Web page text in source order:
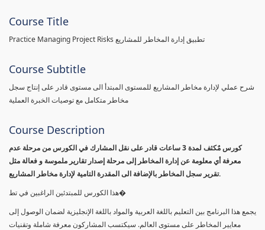
Course Title
Practice Managing Project Risks تطبيق إدارة المخاطر للمشاريع
Course Subtitle
شرح عملي لإدارة مخاطر المشاريع للمستوى المبتدأ الى مستوى قادر على إنتاج سجل
مخاطر متكامل مع توصيات الخبرة العملية
Course Description
كورس مٌكثف لمدة 3 ساعات قادر على نقل المشارك في الكورس من مرحلة عدم
معرفة أي معلومة عن إدارة المخاطر إلى مرحلة إصدار تقارير ملموسة و فعالة مثل
تقرير سجل المخاطر بالإضافة الى المقدرة التامية لإدارة مخاطر المشاريع.
هذا الكورس للمبتدئين الراغبين في تط�
يجمع هذا البرنامج بين التعليم باللغة العربية والمواد باللغة الإنجليزية لضمان الوصول إلى
معايير المخاطر على مستوى العالم. سيكتسب المشاركون معرفة شاملة وتقنيات